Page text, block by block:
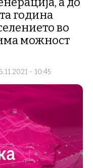
година
во
можност
- 10:45